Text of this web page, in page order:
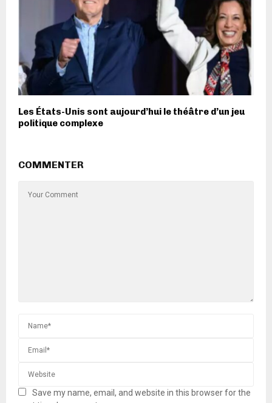
Les États-Unis sont aujourd’hui le théâtre d’un jeu
politique complexe
COMMENTER
Save my name, email, and website in this browser for the